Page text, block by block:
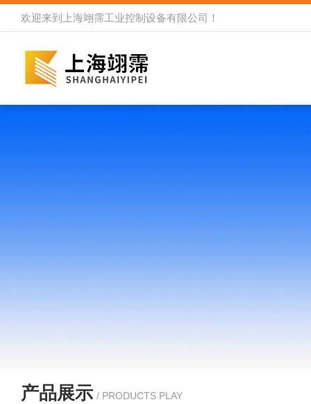
欢迎来到 上海翊霈工业控制设备有限公司 ！
产品展示 / PRODUCTS PLAY